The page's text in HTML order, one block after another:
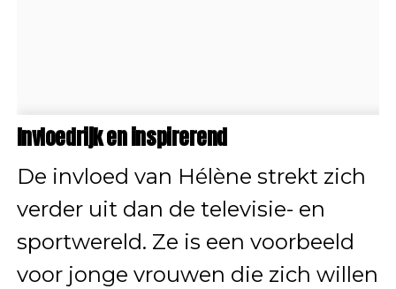
Invloedrijk en inspirerend
De invloed van Hélène strekt zich
verder uit dan de televisie- en
sportwereld. Ze is een voorbeeld
voor jonge vrouwen die zich willen